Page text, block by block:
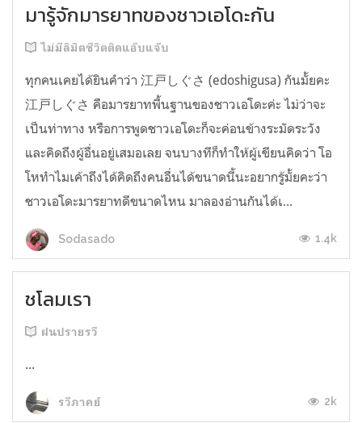
มารู้จักมารยาทของชาวเอโดะกัน
ไม่มีลิมิตชีวิตติดแอ๊บแจ๊บ
ทุกคนเคยได้ยินคำว่า 江戸しぐさ (edoshigusa) กันมั้ยคะ
江戸しぐさ คือมารยาทพื้นฐานของชาวเอโดะค่ะ ไม่ว่าจะ
เป็นท่าทาง หรือการพูดชาวเอโดะก็จะค่อนข้างระมัดระวัง
และคิดถึงผู้อื่นอยู่เสมอเลย จนบางทีก็ทำให้ผู้เขียนคิดว่า โอ
โหทำไมเค้าถึงได้คิดถึงคนอื่นได้ขนาดนี้นะอยากรู้มั้ยคะว่า
ชาวเอโดะมารยาทดีขนาดไหน มาลองอ่านกันได้เ...
Sodasado 1.4k
ชโลมเรา
ฝนปรายรวี
...
รวีภาคย์ 2k